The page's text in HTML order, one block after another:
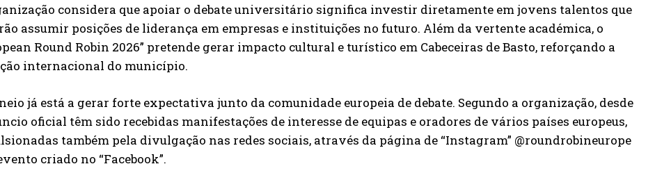
considera que apoiar o debate universitário significa investir diretamente em jovens talentos que
assumir posições de liderança em empresas e instituições no futuro. Além da vertente académica, o
Round Robin 2026” pretende gerar impacto cultural e turístico em Cabeceiras de Basto, reforçando a
internacional do município.
já está a gerar forte expectativa junto da comunidade europeia de debate. Segundo a organização, desde
oficial têm sido recebidas manifestações de interesse de equipas e oradores de vários países europeus,
também pela divulgação nas redes sociais, através da página de “Instagram” @roundrobineurope
criado no “Facebook”.